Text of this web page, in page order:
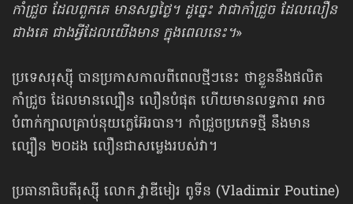
កាំជ្រួច ដែលពួកគេ មាន​សព្វថ្ងៃ។ ដូច្នេះ វាជាកាំជ្រួច ដែលលឿន
ជាងគេ ជាងអ្វីដែលយើងមាន ក្នុង​ពេលនេះ។»
ប្រទេសរុស្ស៊ី បានប្រកាសកាលពីពេលថ្មីៗនេះ ថាខ្លួននឹងផលិត
កាំជ្រួច ដែលមានល្បឿន លឿនបំផុត ហើយមានលទ្ធភាព អាច
បំពាក់​ក្បាលគ្រាប់​នុយក្លេអ៊ែរ​បាន។ កាំជ្រួច​ប្រភេទ​ថ្មី នឹងមាន​
ល្បឿន ២០ដង លឿនជាសម្លេងរបស់វា។
ប្រធានាធិបតីរុស្ស៊ី លោក វ្លាឌីមៀរ ពូទីន (Vladimir Poutine)